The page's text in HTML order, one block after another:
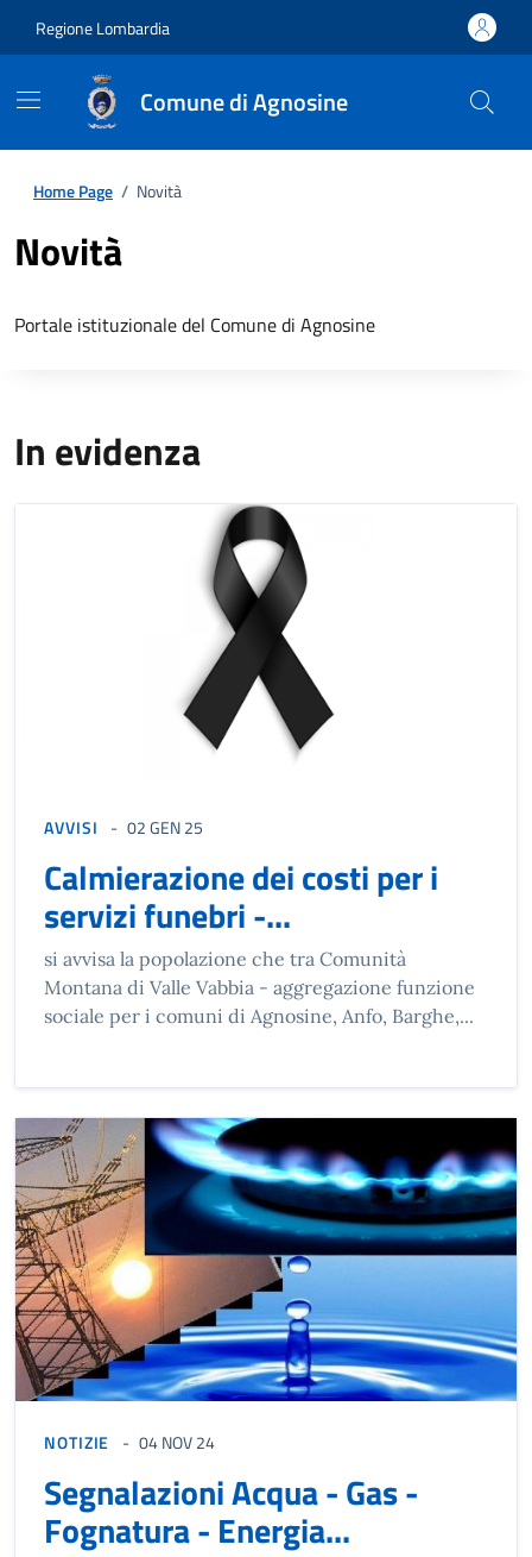
Regione Lombardia
Comune di Agnosine
Home Page / Novità
Novità
Portale istituzionale del Comune di Agnosine
In evidenza
AVVISI 02 GEN 25
Calmierazione dei costi per i
servizi funebri -...
si avvisa la popolazione che tra Comunità
Montana di Valle Vabbia - aggregazione funzione
sociale per i comuni di Agnosine, Anfo, Barghe,...
NOTIZIE 04 NOV 24
Segnalazioni Acqua - Gas -
Fognatura - Energia...